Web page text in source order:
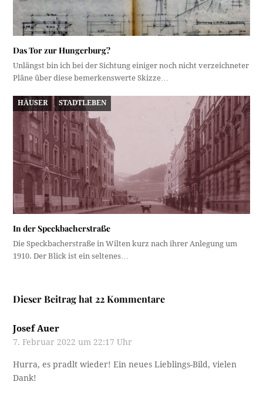
Das Tor zur Hungerburg?
Unlängst bin ich bei der Sichtung einiger noch nicht verzeichneter
Pläne über diese bemerkenswerte Skizze…
HÄUSER STADTLEBEN
In der Speckbacherstraße
Die Speckbacherstraße in Wilten kurz nach ihrer Anlegung um
1910. Der Blick ist ein seltenes…
Dieser Beitrag hat 22 Kommentare
Josef Auer
7. Februar 2022 um 22:17 Uhr
Hurra, es pradlt wieder! Ein neues Lieblings-Bild, vielen
Dank!